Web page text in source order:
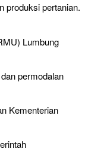
produksi pertanian.
Lumbung
permodalan
Kementerian